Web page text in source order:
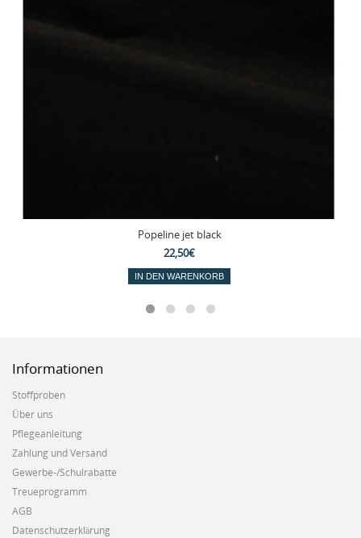
Popeline jet black
22,50€
IN DEN WARENKORB
Informationen
Stoffproben
Über uns
Pflegeanleitung
Zahlung und Versand
Gewerbe-/Schulrabatte
Treueprogramm
AGB
Datenschutzerklärung